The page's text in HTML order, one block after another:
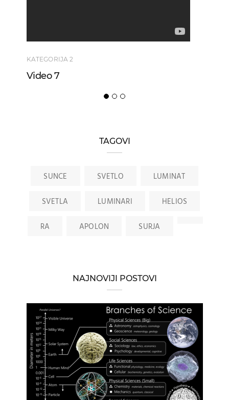
KATEGORIJA 2
Video 7
TAGOVI
SUNCE SVETLO LUMINAT
SVETLA LUMINARI HELIOS
RA APOLON SURJA
NAJNOVIJI POSTOVI